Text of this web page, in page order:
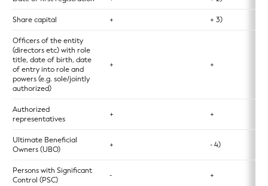
Share capital + + 3)
Officers of the entity
(directors etc) with role
title, date of birth, date
of entry into role and
powers (e.g. sole/jointly
authorized)
+ +
Authorized
representatives
+ +
Ultimate Beneficial
Owners (UBO)
+ - 4)
Persons with Significant
Control (PSC)
- +